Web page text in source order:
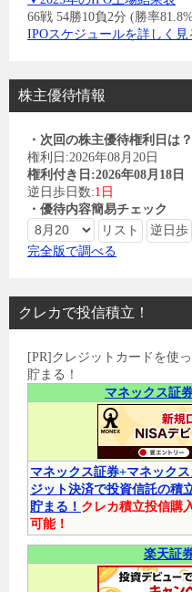
66戦 54勝10負2分 (勝率
IPOスケジュールを詳しく見
株主優待情報
・次回の株主優待権利日は？
権利日:2026年08月20日
権利付き日:2026年08月18日
逆日歩日数:1日
・優待内容簡易チェック
完全版で調べる
クレカで投信積立！
[PR]クレジットカードを使
貯まる！
マネックス証
マネックス証券+マネック
ジット決済で投資信託の積
貯まる！ クレカ積立投信購
可能！
楽天証